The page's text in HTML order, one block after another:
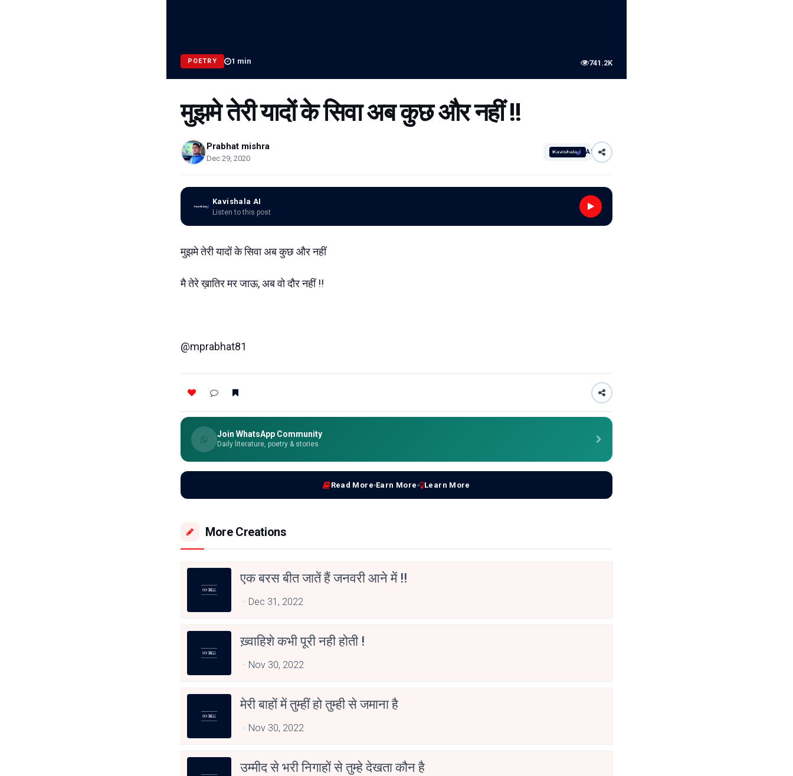
POETRY 1 min 741.2K
मुझमे तेरी यादों के सिवा अब कुछ और नहीं !!
Prabhat mishra
Dec 29, 2020
AI
Kavishala AI
Listen to this post
मुझमे तेरी यादों के सिवा अब कुछ और नहीं
मै तेरे ख़ातिर मर जाऊ, अब वो दौर नहीं !!
@mprabhat81
Join WhatsApp Community
Daily literature, poetry & stories
Read More Earn More Learn More
More Creations
एक बरस बीत जातें हैं जनवरी आने में !!
Dec 31, 2022
ख़्वाहिशे कभी पूरी नही होती !
Nov 30, 2022
मेरी बाहों में तुम्हीं हो तुम्ही से जमाना है
Nov 30, 2022
उम्मीद से भरी निगाहों से तुम्हे देखता कौन है